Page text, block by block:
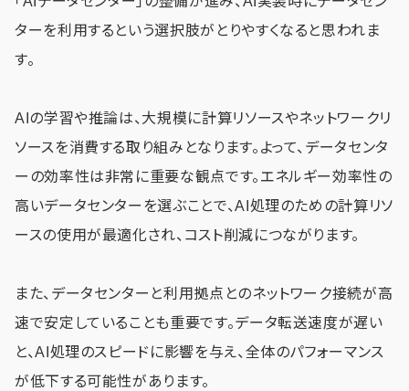
ターを利用するという選択肢がとりやすくなると思われま
す。
AIの学習や推論は、大規模に計算リソースやネットワークリ
ソースを消費する取り組みとなります。よって、データセンタ
ーの効率性は非常に重要な観点です。エネルギー効率性の
高いデータセンターを選ぶことで、AI処理のための計算リソ
ースの使用が最適化され、コスト削減につながります。
また、データセンターと利用拠点とのネットワーク接続が高
速で安定していることも重要です。データ転送速度が遅い
と、AI処理のスピードに影響を与え、全体のパフォーマンス
が低下する可能性があります。